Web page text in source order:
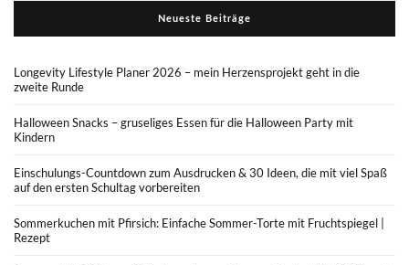
Neueste Beiträge
Longevity Lifestyle Planer 2026 – mein Herzensprojekt geht in die
zweite Runde
Halloween Snacks – gruseliges Essen für die Halloween Party mit
Kindern
Einschulungs-Countdown zum Ausdrucken & 30 Ideen, die mit viel Spaß
auf den ersten Schultag vorbereiten
Sommerkuchen mit Pfirsich: Einfache Sommer-Torte mit Fruchtspiegel |
Rezept